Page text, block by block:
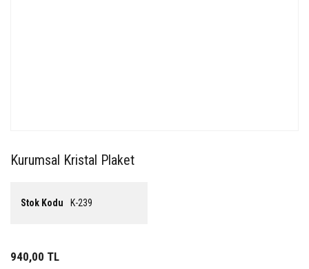
Kurumsal Kristal Plaket
Stok Kodu K-239
940,00 TL